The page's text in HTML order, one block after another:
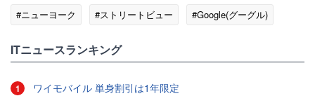
#ニューヨーク
#ストリートビュー #Google(グーグル)
ITニュースランキング
1 ワイモバイル 単身割引は1年限定